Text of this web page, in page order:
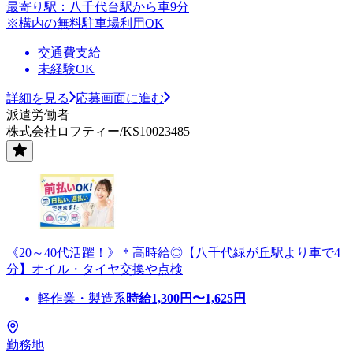
最寄り駅：八千代台駅から車9分
※構内の無料駐車場利用OK
交通費支給
未経験OK
詳細を見る
応募画面に進む
派遣労働者
株式会社ロフティー/KS10023485
《20～40代活躍！》＊高時給◎【八千代緑が丘駅より車で4
分】オイル・タイヤ交換や点検
軽作業・製造系時給1,300円〜1,625円
勤務地